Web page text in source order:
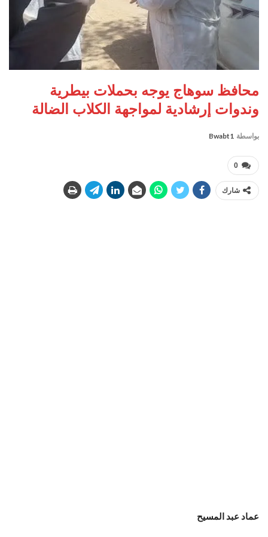
محافظ سوهاج يوجه بحملات بيطرية
وندوات إرشادية لمواجهة الكلاب الضالة
بواسطة Bwabt1
0
شارك
عماد عبد المسيح